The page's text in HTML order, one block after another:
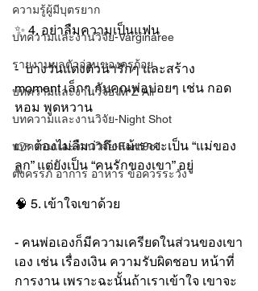
ความรู้ผู้มีบุตรยาก
บทความและงานวิจัย-Varginaree
รายงานผลตัวอ่อนของครูก้อย
บทความและงานวิจัย-M Z All
บทความและงานวิจัย-Night Shot
บทความและงานวิจัย-Ferti9oil
ตั้งครรภ์ อาการ อาหาร ข้อควรระวัง
✨ 4. อย่าลืมความเป็นแฟน
-  บางวันแต่งตัวน่ารักๆ และสร้าง
moment เล็กๆ กับคุณพ่อบ่อยๆ เช่น กอด
หอม พูดหวาน
👉 ต้องไม่ลืมว่าถึงแม้เราจะเป็น “แม่ของ
ลูก” แต่ยังเป็น “คนรักของเขา” อยู่
🧠 5. เข้าใจเขาด้วย
- คนพ่อเองก็มีความเครียดในส่วนของเขา
เอง เช่น เรื่องเงิน ความรับผิดชอบ หน้าที่
การงาน เพราะฉะนั้นถ้าเราเข้าใจ เขาจะ